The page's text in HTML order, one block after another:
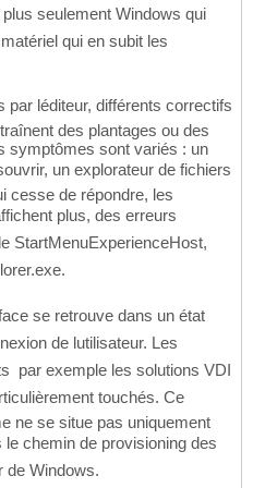
plus seulement Windows qui
qui en subit les
léditeur, différents correctifs
des plantages ou des
symptômes sont variés : un
un explorateur de fichiers
cesse de répondre, les
plus, des erreurs
StartMenuExperienceHost,
se retrouve dans un état
de lutilisateur. Les
 par exemple les solutions VDI
touchés. Ce
ne se situe pas uniquement
le chemin de provisioning des
de Windows.